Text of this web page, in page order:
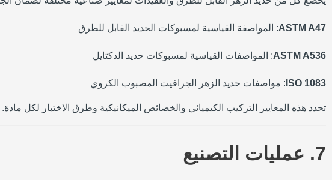
ASTM A47: المواصفة القياسية لمسبوكات الحديد القابل للطرق
ASTM A536: المواصفات القياسية لمسبوكات حديد الدكتايل
ISO 1083 : مواصفات حديد الزهر الجرافيت المصبوب الكروي
تحدد هذه المعايير التركيب الكيميائي والخصائص الميكانيكية وطرق الاختبار لكل مادة.
7. عمليات التصنيع